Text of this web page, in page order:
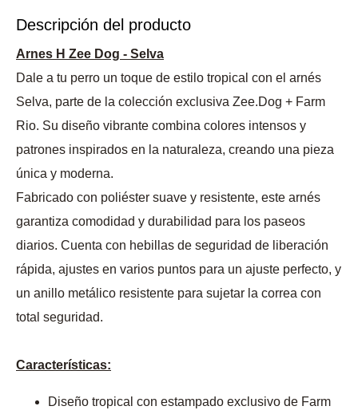
Descripción del producto
Arnes H Zee Dog - Selva
Dale a tu perro un toque de estilo tropical con el arnés
Selva, parte de la colección exclusiva Zee.Dog + Farm
Rio. Su diseño vibrante combina colores intensos y
patrones inspirados en la naturaleza, creando una pieza
única y moderna.
Fabricado con poliéster suave y resistente, este arnés
garantiza comodidad y durabilidad para los paseos
diarios. Cuenta con hebillas de seguridad de liberación
rápida, ajustes en varios puntos para un ajuste perfecto, y
un anillo metálico resistente para sujetar la correa con
total seguridad.
Características:
Diseño tropical con estampado exclusivo de Farm